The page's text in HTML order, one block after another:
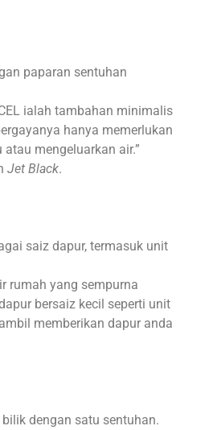
paparan sentuhan
ialah tambahan minimalis
hanya memerlukan
mengeluarkan air.”
Jet Black.
saiz dapur, termasuk unit
rumah yang sempurna
bersaiz kecil seperti unit
memberikan dapur anda
dengan satu sentuhan.